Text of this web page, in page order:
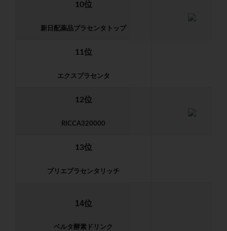
10位
新日配薬品プラセンタトップ
11位
エクスプラセンタ
12位
RICCA320000
13位
ブリエプラセンタリッチ
14位
ベルタ酵素ドリンク